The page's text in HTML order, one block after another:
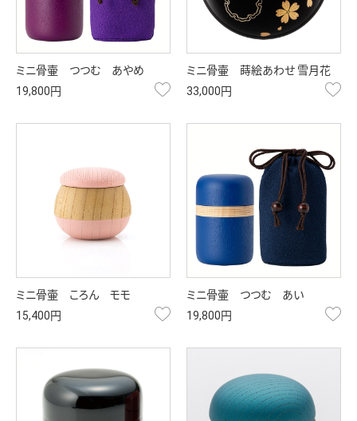
ミニ骨壷 つつむ あやめ
19,800円
お気に入り
ミニ骨壷 蒔絵あわせ 雪月花
33,000円
ミニ骨壷 ころん モモ
15,400円
お気に入り
ミニ骨壷 つつむ あい
19,800円